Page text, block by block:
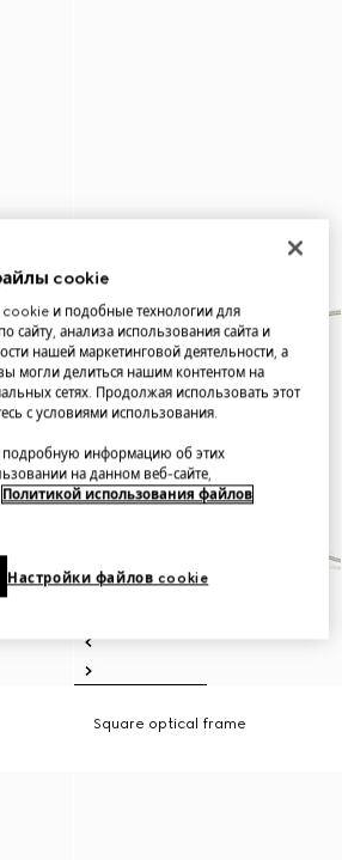
Square optical frame
cookie
и подобные технологии для
сайту, анализа использования сайта и
нашей маркетинговой деятельности, а
могли делиться нашим контентом на
сетях. Продолжая использовать этот
с условиями использования.
подробную информацию об этих
на данном веб-сайте,
Политикой использования файлов
Настройки файлов cookie